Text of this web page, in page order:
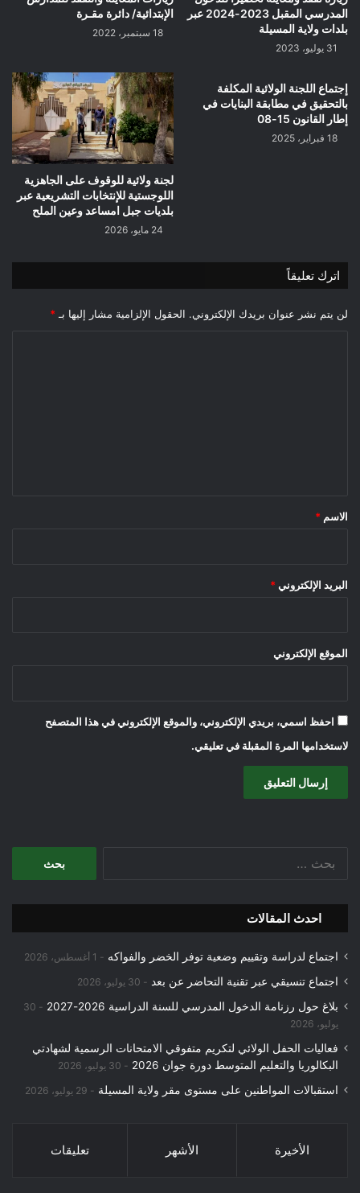
المدرسي المقبل 2023-2024 عبر
بلدات ولاية المسيلة
31 يوليو، 2023
الإبتدائية/ دائرة مقـرة
18 سبتمبر، 2022
إجتماع اللجنة الولائية المكلفة
بالتحقيق في مطابقة البنايات في
إطار القانون 15-08
18 فبراير، 2025
لجنة ولائية للوقوف على الجاهزية
اللوجستية للإنتخابات التشريعية عبر
بلديات جبل امساعد وعين الملح
24 مايو، 2026
اترك تعليقاً
لن يتم نشر عنوان بريدك الإلكتروني. الحقول الإلزامية مشار إليها بـ *
*
الاسم *
البريد الإلكتروني *
الموقع الإلكتروني
احفظ اسمي، بريدي الإلكتروني، والموقع الإلكتروني في هذا المتصفح
لاستخدامها المرة المقبلة في تعليقي.
احدث المقالات
اجتماع لدراسة وتقييم وضعية توفر الخضر والفواكه 1 أغسطس، 2026
اجتماع تنسيقي عبر تقنية التحاضر عن بعد 30 يوليو، 2026
بلاغ حول رزنامة الدخول المدرسي للسنة الدراسية 2026-2027
30
يوليو، 2026
فعاليات الحفل الولائي لتكريم متفوقي الامتحانات الرسمية لشهادتي
البكالوريا والتعليم المتوسط دورة جوان 2026
30 يوليو، 2026
استقبالات المواطنين على مستوى مقر ولاية المسيلة 29 يوليو، 2026
الأخيرة الأشهر تعليقات